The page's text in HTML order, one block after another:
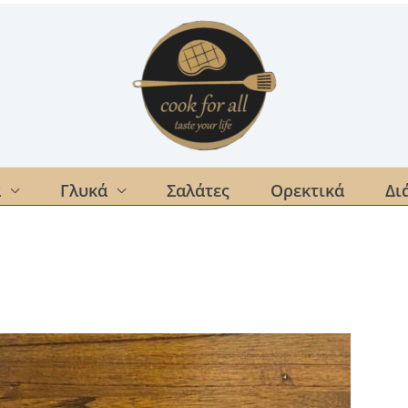
Γλυκά Σαλάτες Ορεκτικά